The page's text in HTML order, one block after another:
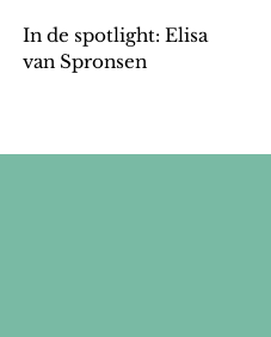
In de spotlight: Elisa
van Spronsen